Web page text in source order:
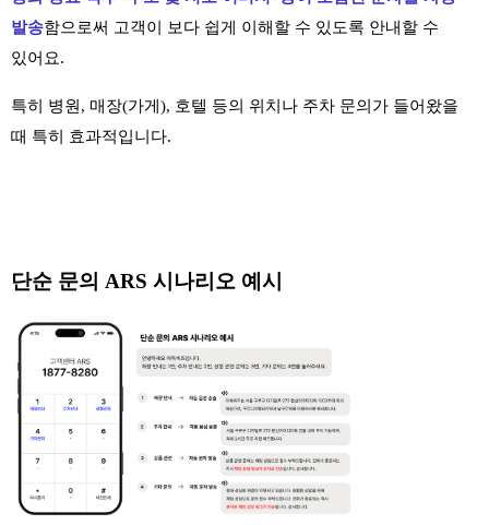
발송함으로써 고객이 보다 쉽게 이해할 수 있도록 안내할 수
있어요.
특히 병원, 매장(가게), 호텔 등의 위치나 주차 문의가 들어왔을
때 특히 효과적입니다.
단순 문의 ARS 시나리오 예시